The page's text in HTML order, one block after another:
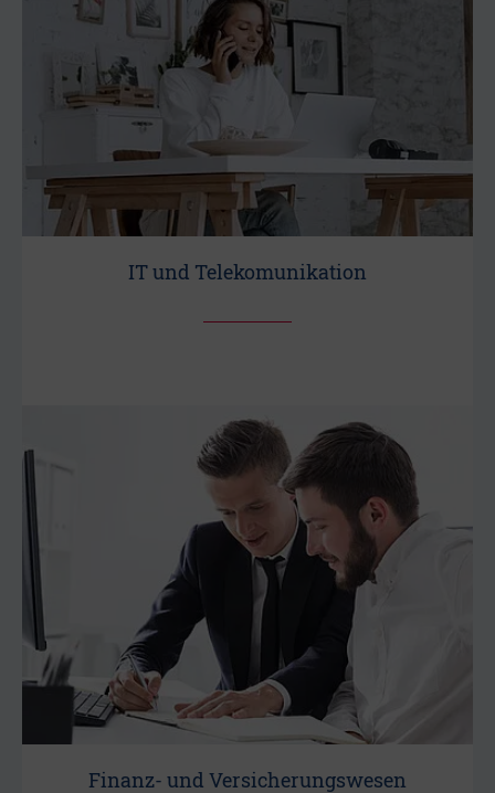
IT und Telekomunikation
Finanz- und Versicherungswesen